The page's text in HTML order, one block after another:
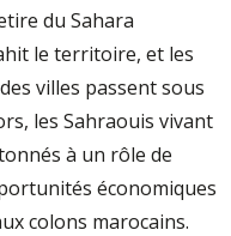
du Sahara
le territoire, et les
villes passent sous
les Sahraouis vivant
à un rôle de
économiques
colons marocains.